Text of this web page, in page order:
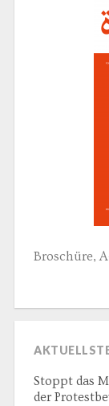
Broschüre,
Stoppt das
der